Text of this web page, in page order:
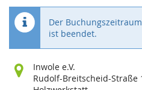
Der
ist beendet.
Wo
findet
Inwole e.V.
Rudolf-Breitscheid-Straße